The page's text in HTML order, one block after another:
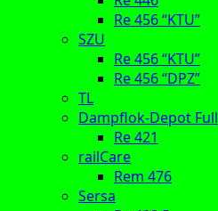
Re 456 “KTU”
SZU
Re 456 “KTU”
Re 456 “DPZ”
TL
Dampflok-Depot Full
Re 421
railCare
Rem 476
Sersa